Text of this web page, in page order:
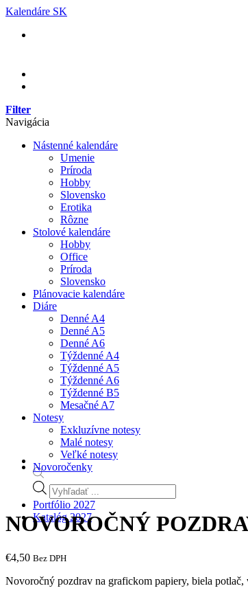
Skip
content
Kalendáre SK
Products
search
Portfólio 2027
Katalóg 2027
Filter
Navigácia
Nástenné kalendáre
Umenie
Príroda
Hobby
Slovensko
Erotika
Rôzne
Stolové kalendáre
Hobby
Office
Príroda
Slovensko
Plánovacie kalendáre
Diáre
Denné A4
Denné A5
Denné A6
Týždenné A4
Týždenné A5
Týždenné A6
Týždenné B5
Mesačné A7
Notesy
Exkluzívne notesy
Malé notesy
Veľké notesy
Novoročenky
NOVOROČNÝ
€4,50 Bez DPH
Novoročný pozdrav na grafickom papiery, biela